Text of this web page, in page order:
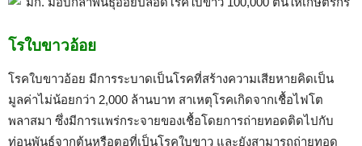
โรใบขาวอ้อย
โรคใบขาวอ้อย มีการระบาดเป็นโรคที่สร้างความเสียหายคิดเป็น
มูลค่าไม่น้อยกว่า 2,000 ล้านบาท สาเหตุโรคเกิดจากเชื้อไฟโต
พลาสมา ซึ่งมีการแพร่กระจายของเชื้อโดยการถ่ายทอดติดไปกับ
ท่อนพันธุ์จากต้นหรือตอที่เป็นโรคใบขาว และยังสามารถถ่ายทอด